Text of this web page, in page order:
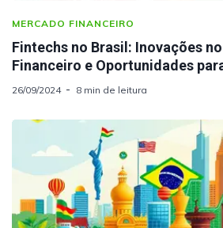
MERCADO FINANCEIRO
Fintechs no Brasil: Inovações
Financeiro e Oportunidades
26/09/2024 8 min de leitura